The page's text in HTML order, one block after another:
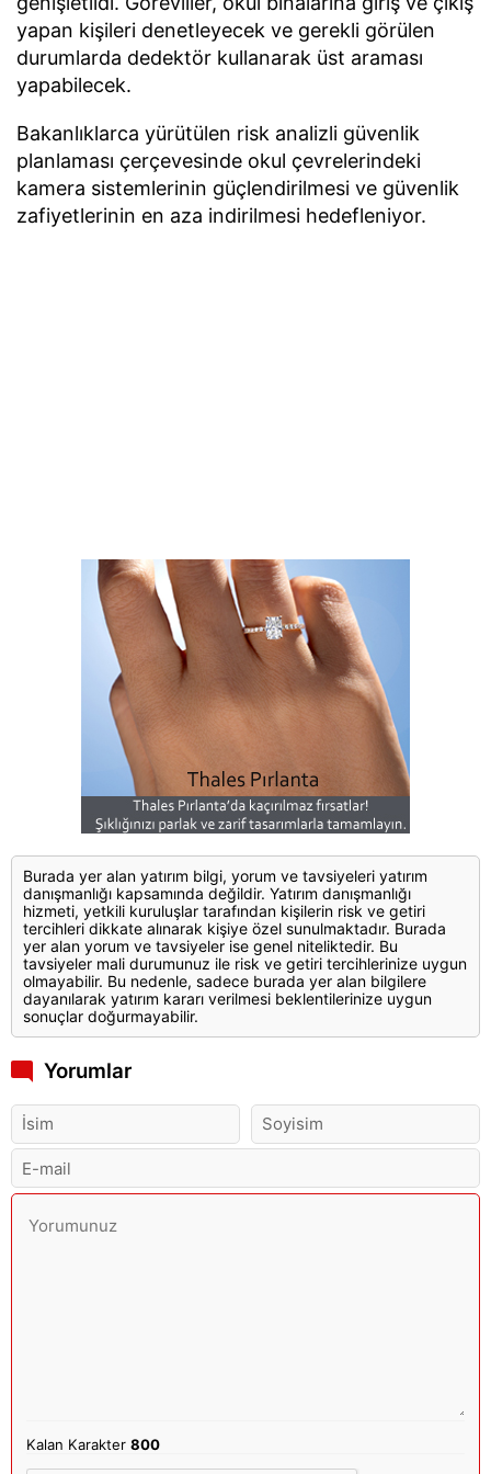
yapan kişileri denetleyecek ve gerekli görülen
durumlarda dedektör kullanarak üst araması
yapabilecek.
Bakanlıklarca yürütülen risk analizli güvenlik
planlaması çerçevesinde okul çevrelerindeki
kamera sistemlerinin güçlendirilmesi ve güvenlik
zafiyetlerinin en aza indirilmesi hedefleniyor.
Burada yer alan yatırım bilgi, yorum ve tavsiyeleri yatırım
danışmanlığı kapsamında değildir. Yatırım danışmanlığı
hizmeti, yetkili kuruluşlar tarafından kişilerin risk ve getiri
tercihleri dikkate alınarak kişiye özel sunulmaktadır. Burada
yer alan yorum ve tavsiyeler ise genel niteliktedir. Bu
tavsiyeler mali durumunuz ile risk ve getiri tercihlerinize uygun
olmayabilir. Bu nedenle, sadece burada yer alan bilgilere
dayanılarak yatırım kararı verilmesi beklentilerinize uygun
sonuçlar doğurmayabilir.
Yorumlar
Kalan Karakter800